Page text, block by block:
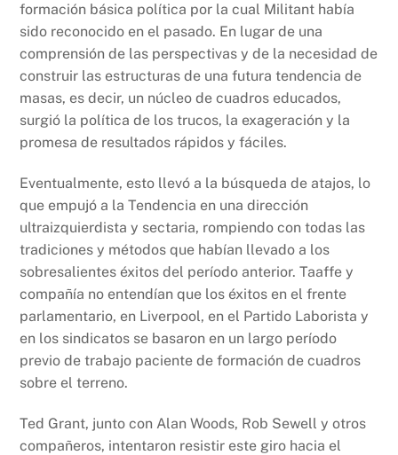
formación básica política por la cual Militant había
sido reconocido en el pasado. En lugar de una
comprensión de las perspectivas y de la necesidad de
construir las estructuras de una futura tendencia de
masas, es decir, un núcleo de cuadros educados,
surgió la política de los trucos, la exageración y la
promesa de resultados rápidos y fáciles.
Eventualmente, esto llevó a la búsqueda de atajos, lo
que empujó a la Tendencia en una dirección
ultraizquierdista y sectaria, rompiendo con todas las
tradiciones y métodos que habían llevado a los
sobresalientes éxitos del período anterior. Taaffe y
compañía no entendían que los éxitos en el frente
parlamentario, en Liverpool, en el Partido Laborista y
en los sindicatos se basaron en un largo período
previo de trabajo paciente de formación de cuadros
sobre el terreno.
Ted Grant, junto con Alan Woods, Rob Sewell y otros
compañeros, intentaron resistir este giro hacia el